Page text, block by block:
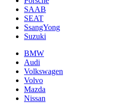
SAAB
SEAT
SsangYong
Suzuki
BMW
Audi
Volkswagen
Volvo
Mazda
Nissan